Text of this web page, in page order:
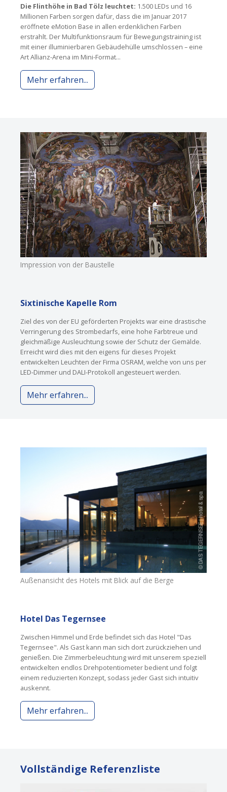
Die Flinthöhe in Bad Tölz leuchtet: 1.500 LEDs und 16
Millionen Farben sorgen dafür, dass die im Januar 2017
eröffnete eMotion Base in allen erdenklichen Farben
erstrahlt. Der Multifunktionsraum für Bewegungstraining ist
mit einer illuminierbaren Gebäudehülle umschlossen – eine
Art Allianz-Arena im Mini-Format...
Mehr erfahren...
Impression von der Baustelle
Sixtinische Kapelle Rom
Ziel des von der EU geförderten Projekts war eine drastische
Verringerung des Strombedarfs, eine hohe Farbtreue und
gleichmäßige Ausleuchtung sowie der Schutz der Gemälde.
Erreicht wird dies mit den eigens für dieses Projekt
entwickelten Leuchten der Firma OSRAM, welche von uns per
LED-Dimmer und DALI-Protokoll angesteuert werden.
Mehr erfahren...
Außenansicht des Hotels mit Blick auf die Berge
Hotel Das Tegernsee
Zwischen Himmel und Erde befindet sich das Hotel "Das
Tegernsee". Als Gast kann man sich dort zurückziehen und
genießen. Die Zimmerbeleuchtung wird mit unserem speziell
entwickelten endlos Drehpotentiometer bedient und folgt
einem reduzierten Konzept, sodass jeder Gast sich intuitiv
auskennt.
Mehr erfahren...
Vollständige Referenzliste